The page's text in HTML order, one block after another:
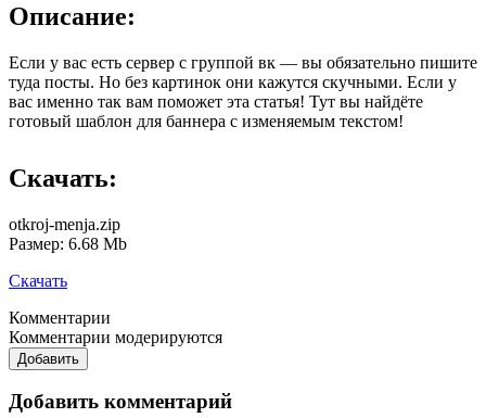
Описание:
Если у вас есть сервер с группой вк — вы обязательно пишите
туда посты. Но без картинок они кажутся скучными. Если у
вас именно так вам поможет эта статья! Тут вы найдёте
готовый шаблон для баннера с изменяемым текстом!
Скачать:
otkroj-menja.zip
Размер: 6.68 Mb
Скачать
Комментарии
Комментарии модерируются
Добавить
Добавить комментарий